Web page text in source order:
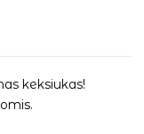
keksiukas!